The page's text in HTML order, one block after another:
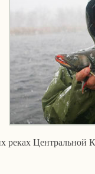
реках Центральной